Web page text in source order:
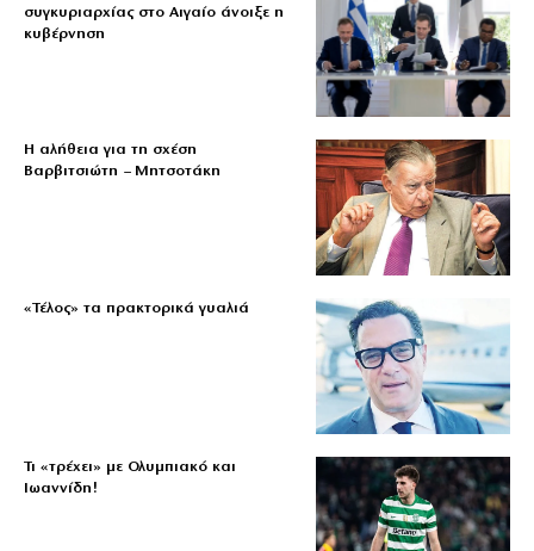
συγκυριαρχίας στο Αιγαίο άνοιξε η
κυβέρνηση
Η αλήθεια για τη σχέση
Βαρβιτσιώτη – Μητσοτάκη
«Τέλος» τα πρακτορικά γυαλιά
Τι «τρέχει» με Ολυμπιακό και
Ιωαννίδη!